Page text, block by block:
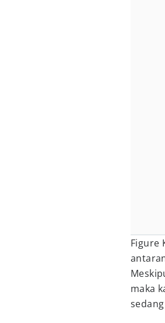
Figure
maka